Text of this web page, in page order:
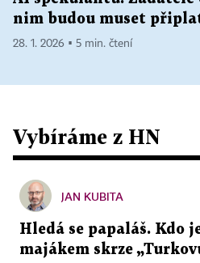
nim budou muset
28. 1. 2026 ▪ 5 min. čtení
Vybíráme z HN
JAN KUBITA
Hledá se papaláš. Kdo
majákem skrze